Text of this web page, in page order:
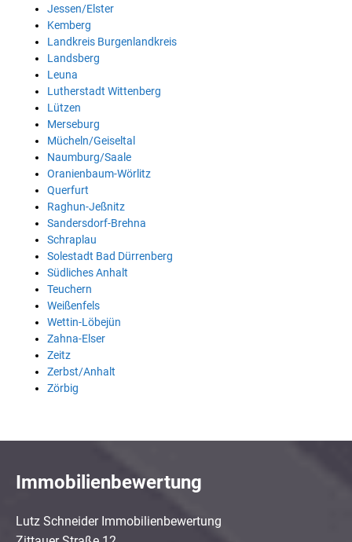
Jessen/Elster
Kemberg
Landkreis Burgenlandkreis
Landsberg
Leuna
Lutherstadt Wittenberg
Lützen
Merseburg
Mücheln/Geiseltal
Naumburg/Saale
Oranienbaum-Wörlitz
Querfurt
Raghun-Jeßnitz
Sandersdorf-Brehna
Schraplau
Solestadt Bad Dürrenberg
Südliches Anhalt
Teuchern
Weißenfels
Wettin-Löbejün
Zahna-Elser
Zeitz
Zerbst/Anhalt
Zörbig
Immobilienbewertung
Lutz Schneider Immobilienbewertung